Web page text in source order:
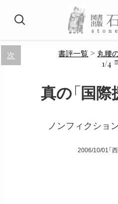
次 書評一覧 > 丸腰
1/4
真の「国際
ノンフィクショ
2006/10/01「